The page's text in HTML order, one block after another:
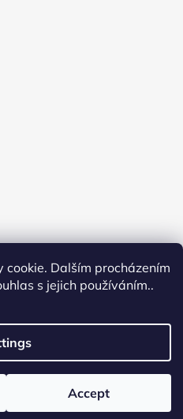
Dalším procházením
s jejich používáním..
Accept
by Shoptet
. All rights reserved.